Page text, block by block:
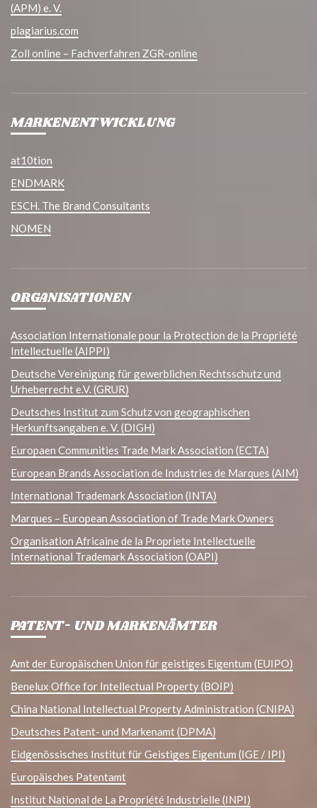
(APM) e. V.
plagiarius.com
Zoll online – Fachverfahren ZGR-online
MARKENENTWICKLUNG
at10tion
ENDMARK
ESCH. The Brand Consultants
NOMEN
ORGANISATIONEN
Association Internationale pour la Protection de la Propriété
Intellectuelle (AIPPI)
Deutsche Vereinigung für gewerblichen Rechtsschutz und
Urheberrecht e.V. (GRUR)
Deutsches Institut zum Schutz von geographischen
Herkunftsangaben e. V. (DIGH)
Europaen Communities Trade Mark Association (ECTA)
European Brands Association de Industries de Marques (AIM)
International Trademark Association (INTA)
Marques – European Association of Trade Mark Owners
Organisation Africaine de la Propriete Intellectuelle
International Trademark Association (OAPI)
PATENT- UND MARKENÄMTER
Amt der Europäischen Union für geistiges Eigentum (EUIPO)
Benelux Office for Intellectual Property (BOIP)
China National Intellectual Property Administration (CNIPA)
Deutsches Patent- und Markenamt (DPMA)
Eidgenössisches Institut für Geistiges Eigentum (IGE / IPI)
Europäisches Patentamt
Institut National de La Propriété Industrielle (INPI)